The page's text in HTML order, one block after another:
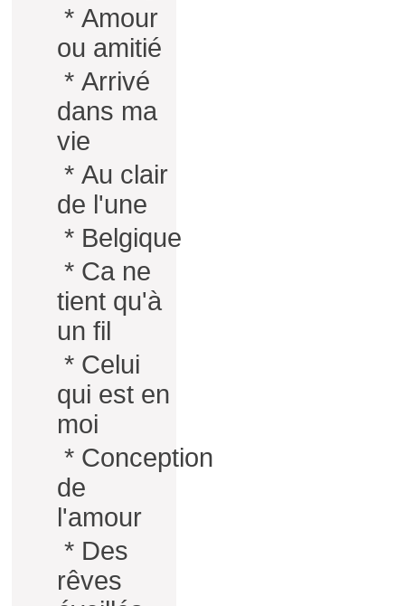
* Amour
ou amitié
* Arrivé
dans ma
vie
* Au clair
de l'une
* Belgique
* Ca ne
tient qu'à
un fil
* Celui
qui est en
moi
* Conception
de
l'amour
* Des
rêves